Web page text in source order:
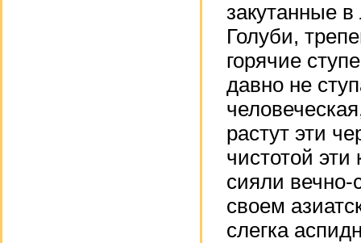
закутанные
Голуби,
горячие
давно не
растут эти
чистотой
сияли
своем
слегка